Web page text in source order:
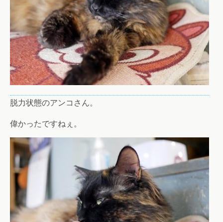
脱力状態のアンコさん。
偉かったですねぇ。